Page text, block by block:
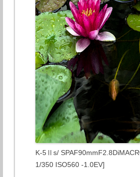
K-5Ⅱs/
1/350 ISO560 -1.0EV]